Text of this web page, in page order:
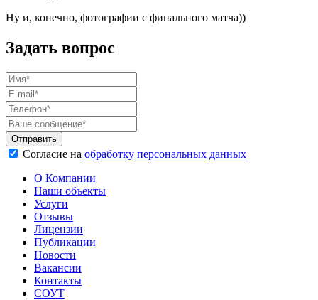
Ну и, конечно, фотографии с финального матча))
Задать вопрос
Согласие на обработку персональных данных
О Компании
Наши объекты
Услуги
Отзывы
Лицензии
Публикации
Новости
Вакансии
Контакты
СОУТ